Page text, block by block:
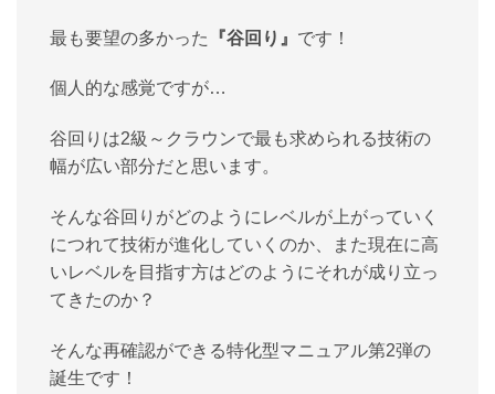
最も要望の多かった 『谷回り』 です！
個人的な感覚ですが…
谷回りは2級～クラウンで最も求められる技術の
幅が広い部分だと思います。
そんな谷回りがどのようにレベルが上がっていく
につれて技術が進化していくのか、また現在に高
いレベルを目指す方はどのようにそれが成り立っ
てきたのか？
そんな再確認ができる特化型マニュアル第2弾の
誕生です！